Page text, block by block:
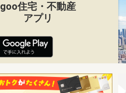
goo住宅・不動産
アプリ